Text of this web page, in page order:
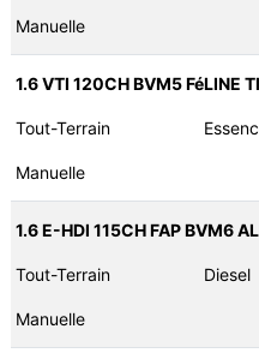
Manuelle
1.6 VTI 120CH BVM5 FéLINE
Tout-Terrain
Manuelle
1.6 E-HDI 115CH FAP BVM6
Tout-Terrain Diesel
Manuelle